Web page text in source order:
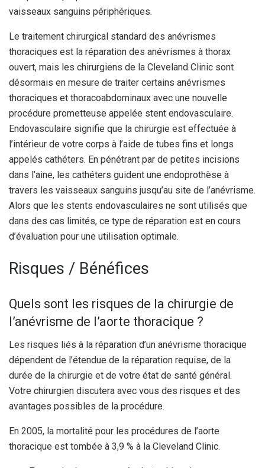
vaisseaux sanguins périphériques.
Le traitement chirurgical standard des anévrismes
thoraciques est la réparation des anévrismes à thorax
ouvert, mais les chirurgiens de la Cleveland Clinic sont
désormais en mesure de traiter certains anévrismes
thoraciques et thoracoabdominaux avec une nouvelle
procédure prometteuse appelée stent endovasculaire.
Endovasculaire signifie que la chirurgie est effectuée à
l’intérieur de votre corps à l’aide de tubes fins et longs
appelés cathéters. En pénétrant par de petites incisions
dans l’aine, les cathéters guident une endoprothèse à
travers les vaisseaux sanguins jusqu’au site de l’anévrisme.
Alors que les stents endovasculaires ne sont utilisés que
dans des cas limités, ce type de réparation est en cours
d’évaluation pour une utilisation optimale.
Risques / Bénéfices
Quels sont les risques de la chirurgie de
l’anévrisme de l’aorte thoracique ?
Les risques liés à la réparation d’un anévrisme thoracique
dépendent de l’étendue de la réparation requise, de la
durée de la chirurgie et de votre état de santé général.
Votre chirurgien discutera avec vous des risques et des
avantages possibles de la procédure.
En 2005, la mortalité pour les procédures de l’aorte
thoracique est tombée à 3,9 % à la Cleveland Clinic.